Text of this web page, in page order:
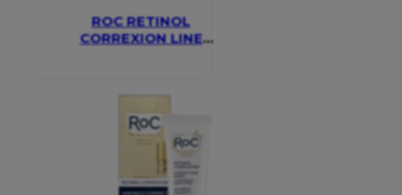
ROC RETINOL
CORREXION LINE